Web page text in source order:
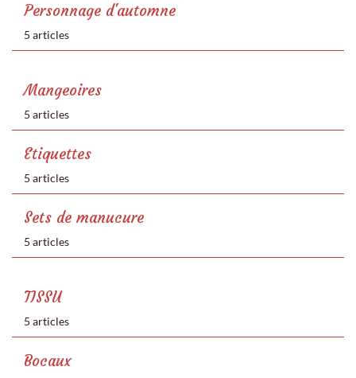
Personnage d'automne
5 articles
Mangeoires
5 articles
Etiquettes
5 articles
Sets de manucure
5 articles
TISSU
5 articles
Bocaux